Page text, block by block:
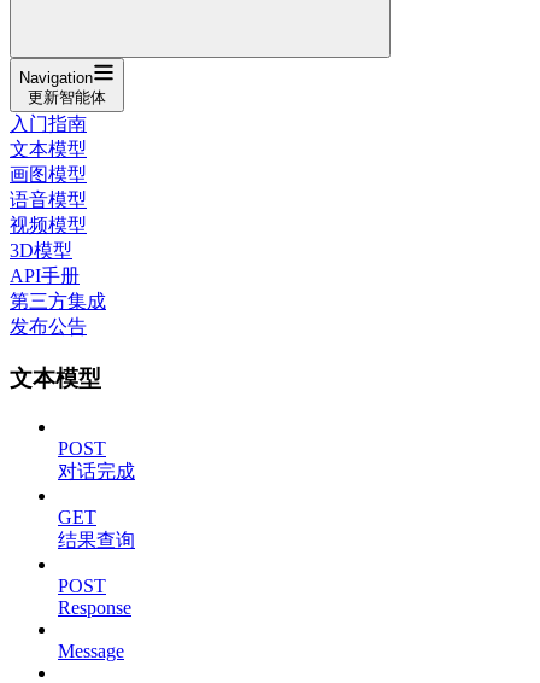
Navigation
更新智能体
入门指南
文本模型
画图模型
语音模型
视频模型
3D模型
API手册
第三方集成
发布公告
文本模型
POST
对话完成
GET
结果查询
POST
Response
Message